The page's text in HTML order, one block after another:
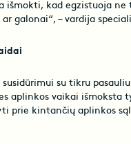
išmokti, kad egzistuoja ne
galonai“, – vardija
su tikru
aplinkos vaikai išmoksta
prie kintančių aplinkos